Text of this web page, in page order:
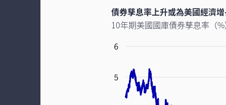
債券孳息率上升或為美國經濟
10年期美國國庫債券孳息率（%